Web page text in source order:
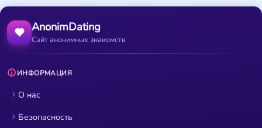
AnonimDating
Сайт анонимных знакомств
ИНФОРМАЦИЯ
О нас
Безопасность